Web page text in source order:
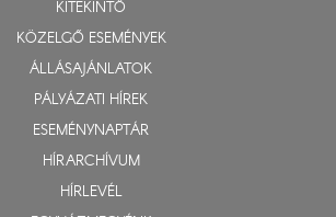
KITEKINTŐ
KÖZELGŐ ESEMÉNYEK
ÁLLÁSAJÁNLATOK
PÁLYÁZATI HÍREK
ESEMÉNYNAPTÁR
HÍRARCHÍVUM
HÍRLEVÉL